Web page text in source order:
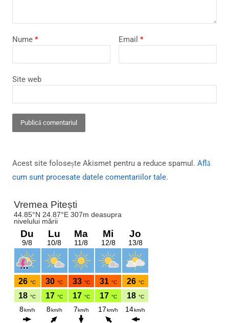
Nume * Email *
Site web
Acest site folosește Akismet pentru a reduce spamul. Află
cum sunt procesate datele comentariilor tale.